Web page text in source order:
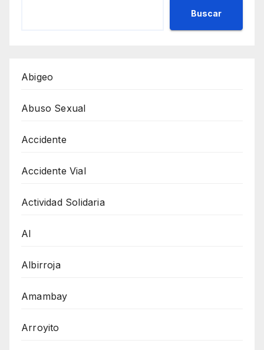
Buscar
Abigeo
Abuso Sexual
Accidente
Accidente Vial
Actividad Solidaria
AI
Albirroja
Amambay
Arroyito